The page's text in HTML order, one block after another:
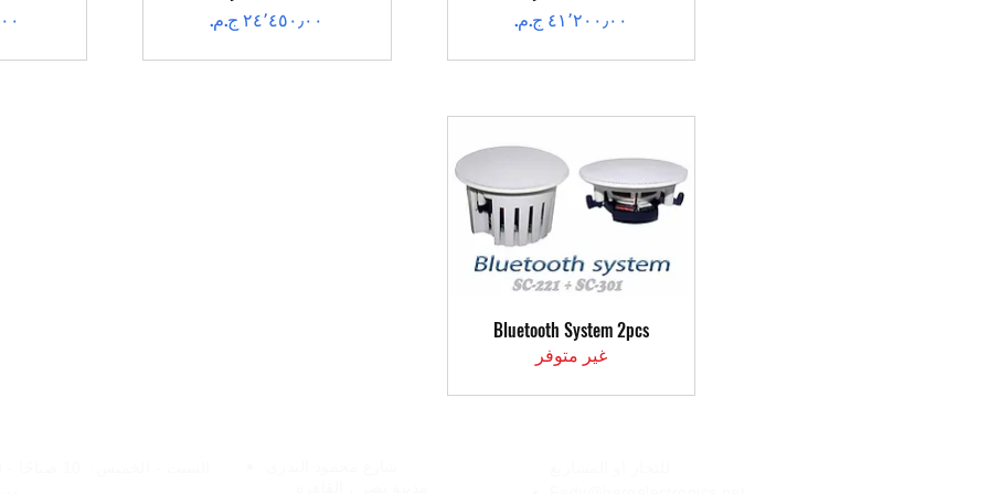
السعر
السعر
العرض السريع
Bluetooth System 2pcs
غير متوفر